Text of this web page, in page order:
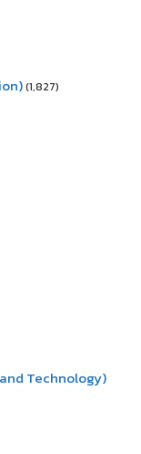
(1,827)
Technology)